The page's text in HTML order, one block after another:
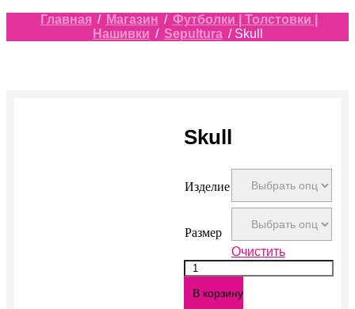
Главная / Магазин / Футболки | Толстовки |
Нашивки / Sepultura / Skull
Skull
Изделие
Размер
Очистить
Количество
Skull
В корзину